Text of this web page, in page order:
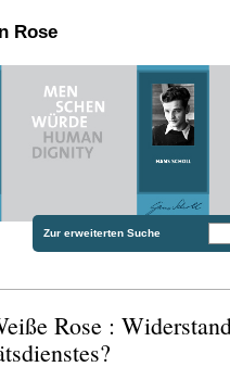
Rose
Zur erweiterten Suche
Rose :